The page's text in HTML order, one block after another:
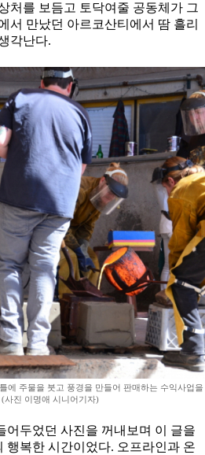
처를 보듬고 토닥여줄 공동체가 그
서 만났던 아르코산티에서 땀 흘리
각난다.
에 주물을 붓고 풍경을 만들어 판매하는 수익사업
사진 이명애 시니어기자)
어두었던 사진을 꺼내보며 이 글을
행복한 시간이었다. 오프라인과 온